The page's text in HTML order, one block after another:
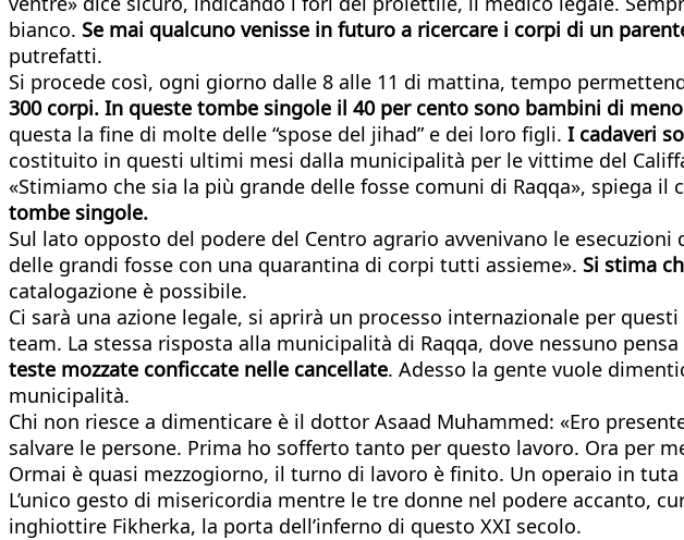
bianco. Se mai qualcuno venisse in futuro a ricercare i corpi di un
putrefatti.
Si procede così, ogni giorno dalle 8 alle 11 di mattina, tempo
300 corpi. In queste tombe singole il 40 per cento sono bambini di
questa la fine di molte delle “spose del jihad” e dei loro figli. I cadaveri
costituito in questi ultimi mesi dalla municipalità per le vittime del
«Stimiamo che sia la più grande delle fosse comuni di Raqqa», spiega
tombe singole.
Sul lato opposto del podere del Centro agrario avvenivano le
delle grandi fosse con una quarantina di corpi tutti assieme». Si stima
catalogazione è possibile.
Ci sarà una azione legale, si aprirà un processo internazionale per
team. La stessa risposta alla municipalità di Raqqa, dove nessuno
teste mozzate conficcate nelle cancellate. Adesso la gente vuole
municipalità.
Chi non riesce a dimenticare è il dottor Asaad Muhammed: «Ero
salvare le persone. Prima ho sofferto tanto per questo lavoro. Ora per
Ormai è quasi mezzogiorno, il turno di lavoro è finito. Un operaio in
L’unico gesto di misericordia mentre le tre donne nel podere accanto,
inghiottire Fikherka, la porta dell’inferno di questo XXI secolo.